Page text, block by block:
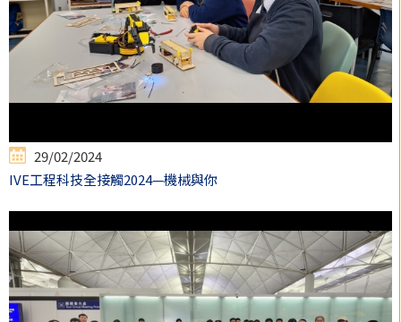
29/02/2024
IVE工程科技全接觸2024—機械與你